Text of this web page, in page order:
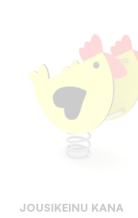
JOUSIKEINU KANA